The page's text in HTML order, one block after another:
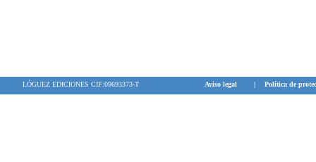
LÓGUEZ EDICIONES CIF:09693373-T Aviso legal | Política de